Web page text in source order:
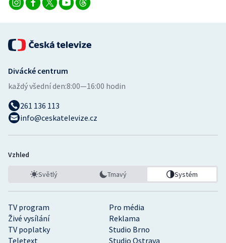
TV program
Pro média
Živé vysílání
Reklama
TV poplatky
Studio Brno
Teletext
Studio Ostrava
Divácké centrum
každý všední den:8:00—16:00 hodin
261 136 113
info@ceskatelevize.cz
Vzhled
Světlý Tmavý Systém